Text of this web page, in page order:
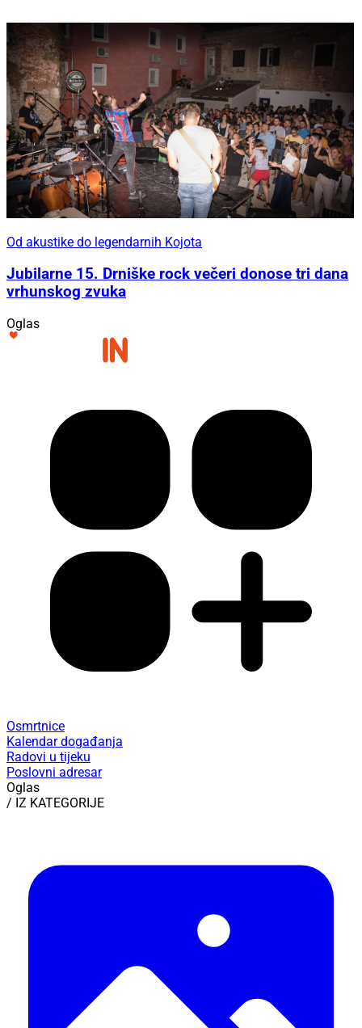
Od akustike do legendarnih Kojota
Jubilarne 15. Drniške rock večeri donose tri dana
vrhunskog zvuka
Oglas
Osmrtnice
Kalendar događanja
Radovi u tijeku
Poslovni adresar
Oglas
/ IZ KATEGORIJE